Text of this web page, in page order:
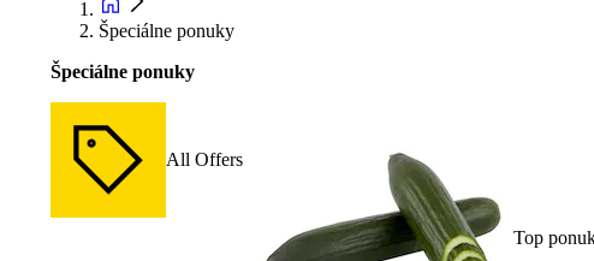
Špeciálne ponuky
Špeciálne ponuky
All Offers
Top